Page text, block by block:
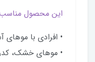
این محصول
• افرادی با
• موهای خشک،